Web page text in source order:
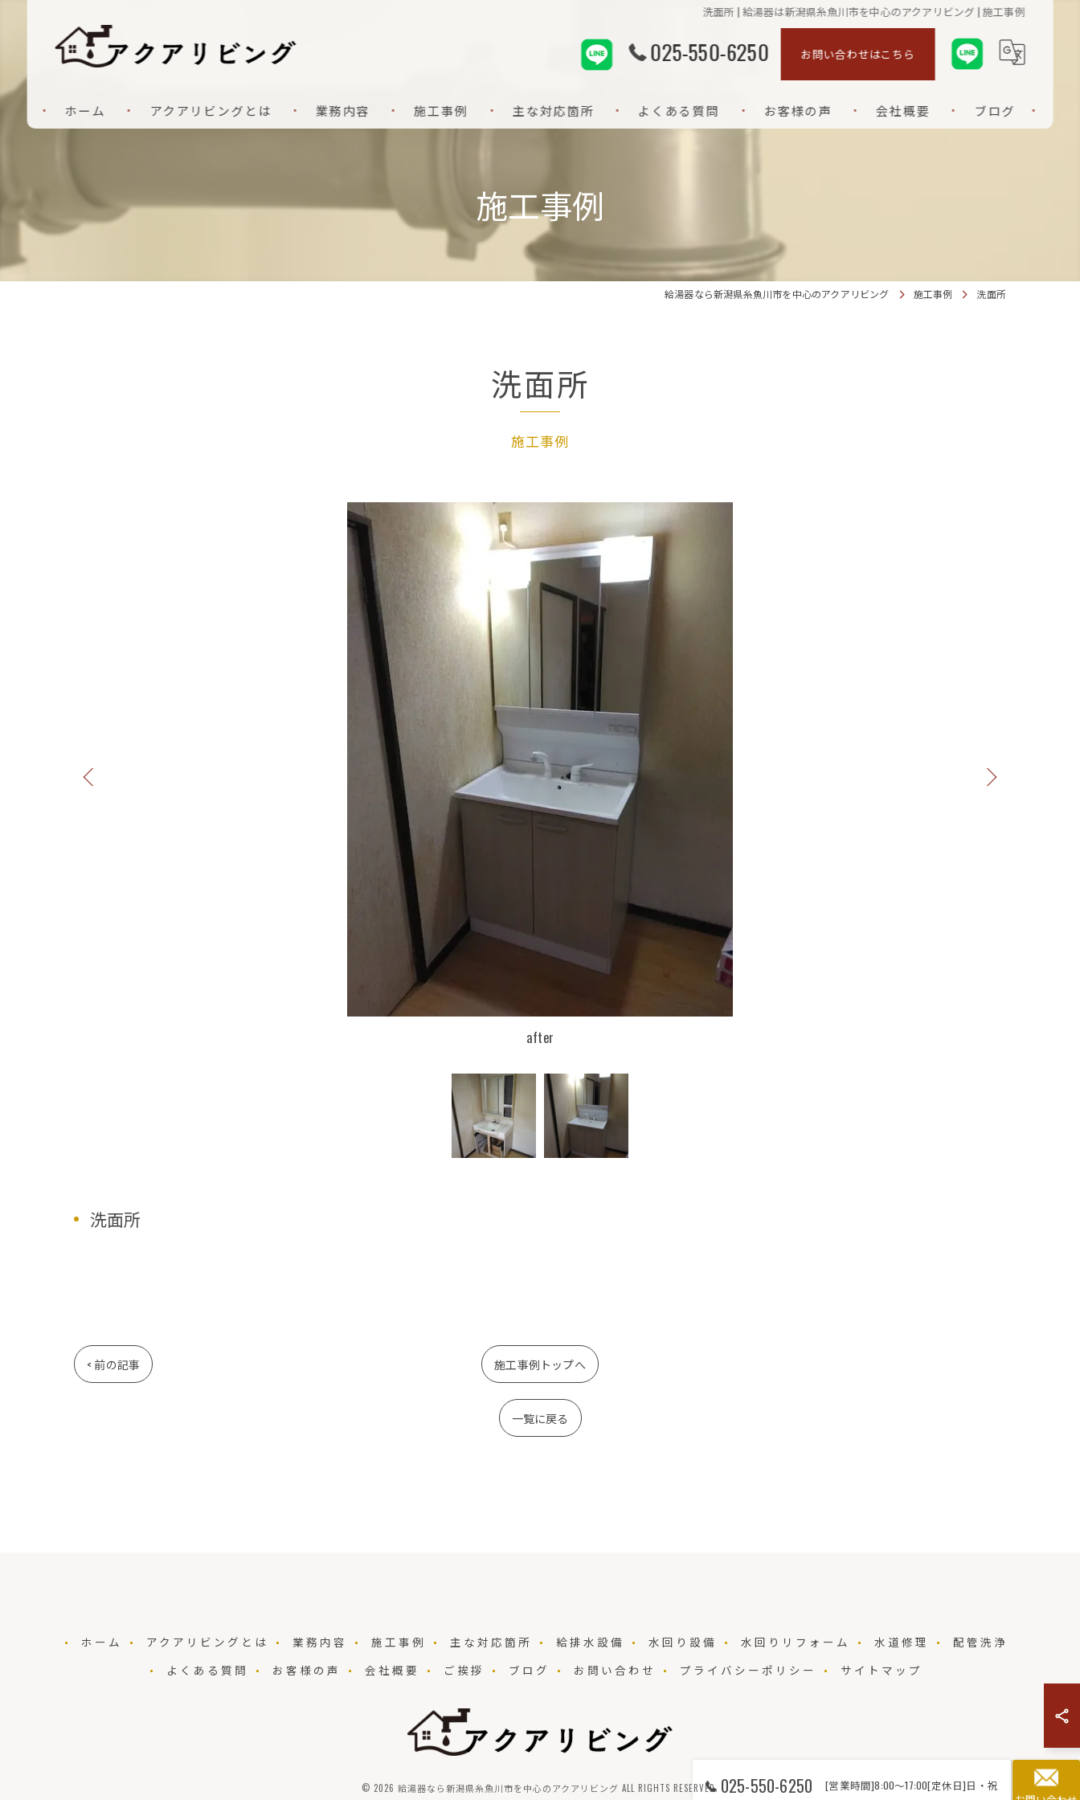
洗面所 | 給湯器は新潟県糸魚川市を中心のアクアリビング | 施工事例
025-550-6250 お問い合わせはこちら
ホーム アクアリビングとは 業務内容 施工事例 主な対応箇所
水回り設備
水回りリフォーム
よくある質問 お客様の声 会社概要 ブログ
施工事例
給湯器なら新潟県糸魚川市を中心のアクアリビング 施工事例 洗面所
施工事例
洗面所
after
洗面所
< 前の記事 施工事例トップへ
一覧に戻る
025-550-6250 [営業時間]8:00～17:00[定休日]日・祝
ホーム アクアリビングとは 業務内容 施工事例 主な対応箇所 給排水設備 水回り設備 水回りリフォーム 水道修理
配管洗浄
よくある質問
お客様の声 会社概要 ご挨拶 ブログ お問い合わせ プライバシーポリシー サイトマップ
© 2026 給湯器なら新潟県糸魚川市を中心のアクアリビング ALL RIGHTS RESERVED.